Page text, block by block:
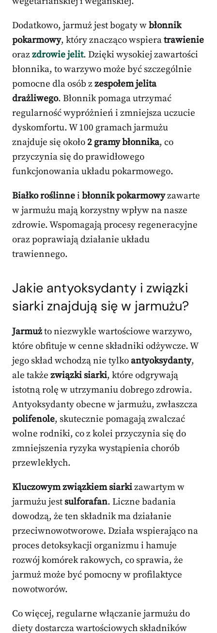
Dodatkowo, jarmuż jest bogaty wbłonnik
pokarmowy, który znacząco wspieratrawienie
orazzdrowie jelit. Dzięki wysokiej zawartości
błonnika, to warzywo może być szczególnie
pomocne dla osób zzespołem jelita
drażliwego. Błonnik pomaga utrzymać
regularność wypróżnień i zmniejsza uczucie
dyskomfortu. W 100 gramach jarmużu
znajduje się około 2 gramy błonnika, co
przyczynia się do prawidłowego
funkcjonowania układu pokarmowego.
Białko roślinnei błonnik pokarmowyzawarte
w jarmużu mają korzystny wpływ na nasze
zdrowie. Wspomagają procesy regeneracyjne
oraz poprawiają działanie układu
trawiennego.
Jakie antyoksydanty i związki
siarki znajdują się w jarmużu?
Jarmużto niezwykle wartościowe warzywo,
które obfituje w cenne składniki odżywcze. W
jego skład wchodzą nie tylkoantyoksydanty,
ale także związki siarki, które odgrywają
istotną rolę w utrzymaniu dobrego zdrowia.
Antyoksydanty obecne w jarmużu, zwłaszcza
polifenole, skutecznie pomagają zwalczać
wolne rodniki, co z kolei przyczynia się do
zmniejszenia ryzyka wystąpienia chorób
przewlekłych.
Kluczowym związkiem siarkizawartym w
jarmużu jest sulforafan. Liczne badania
dowodzą, że ten składnik ma działanie
przeciwnowotworowe. Działa wspierająco na
proces detoksykacji organizmu i hamuje
rozwój komórek rakowych, co sprawia, że
jarmuż może być pomocny w profilaktyce
nowotworów.
Co więcej, regularne włączanie jarmużu do
diety dostarcza wartościowych składników